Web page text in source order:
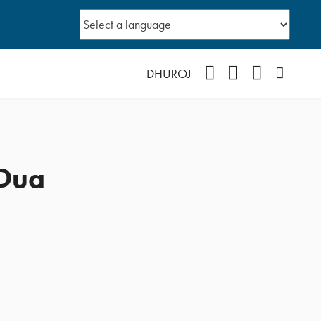
DHUROJ YouTubeInstagram